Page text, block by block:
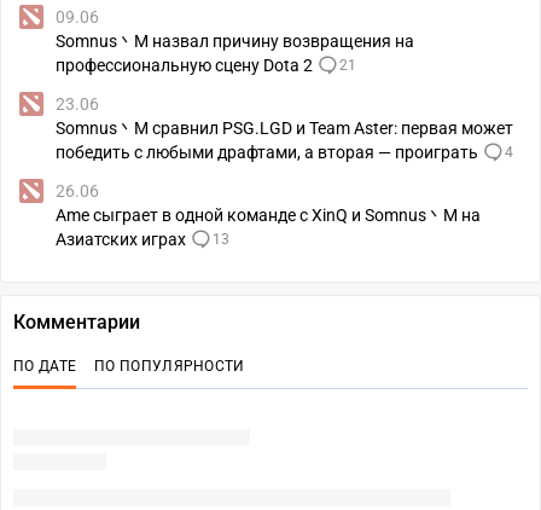
09.06
Somnus丶M назвал причину возвращения на
профессиональную сцену Dota 2
21
23.06
Somnus丶M сравнил PSG.LGD и Team Aster: первая может
победить с любыми драфтами, а вторая — проиграть
4
26.06
Ame сыграет в одной команде с XinQ и Somnus丶M на
Азиатских играх
13
Комментарии
ПО ДАТЕ ПО ПОПУЛЯРНОСТИ